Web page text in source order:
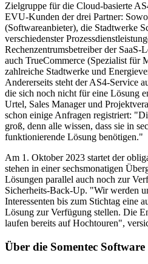
Zielgruppe für die Cloud-basierte
EVU-Kunden der drei Partner:
(Softwareanbieter), die Stadtwerke
verschiedenster
Rechenzentrumsbetreiber der
auch TrueCommerce (Spezialist für
zahlreiche Stadtwerke und
Andererseits steht der AS4-Service
die sich noch nicht für eine Lösung
Urtel, Sales Manager und
schon einige Anfragen registriert:
groß, denn alle wissen, dass sie in
funktionierende Lösung benötigen."
Am 1. Oktober 2023 startet der
stehen in einer sechsmonatigen
Lösungen parallel auch noch zur
Sicherheits-Back-Up. "Wir werden
Interessenten bis zum Stichtag eine
Lösung zur Verfügung stellen. Die
laufen bereits auf Hochtouren",
Über die Somentec